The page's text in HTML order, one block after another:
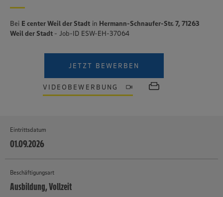
Bei E center Weil der Stadt in Hermann-Schnaufer-Str. 7, 71263
Weil der Stadt - Job-ID ESW-EH-37064
JETZT BEWERBEN
VIDEOBEWERBUNG
Eintrittsdatum
01.09.2026
Beschäftigungsart
Ausbildung, Vollzeit